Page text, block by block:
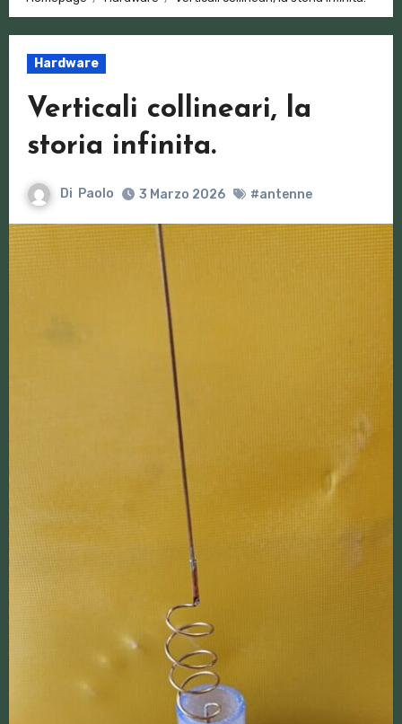
Hardware
Verticali collineari, la
storia infinita.
Di Paolo 3 Marzo 2026 #antenne